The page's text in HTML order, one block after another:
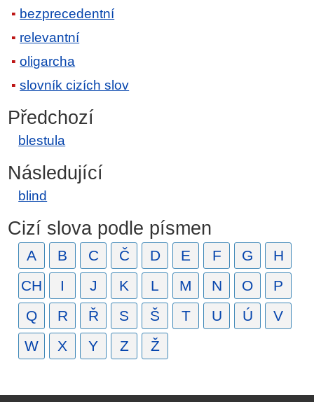
bezprecedentní
relevantní
oligarcha
slovník cizích slov
Předchozí
blestula
Následující
blind
Cizí slova podle písmen
A B C Č D E F G
H
CH
I J K L M N O
P
Q
R Ř S Š T U Ú
V
W
X Y Z Ž